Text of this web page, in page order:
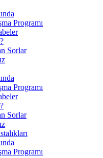
Programı
Sorlar
Programı
Sorlar
Programı